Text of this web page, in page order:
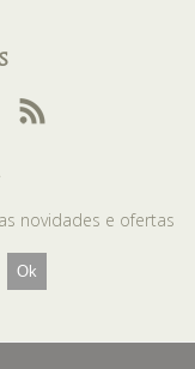
novidades e ofertas